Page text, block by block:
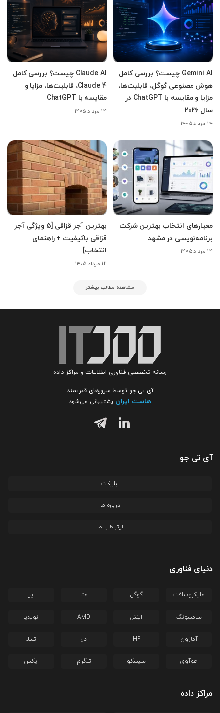
Gemini AI چیست؟ بررسی کامل
هوش مصنوعی گوگل، قابلیت‌ها،
مزایا و مقایسه با ChatGPT در
سال ۲۰۲۶
۱۴ مرداد ۱۴۰۵
Claude AI چیست؟ بررسی کامل
Claude 4، قابلیت‌ها، مزایا و
مقایسه با ChatGPT
۱۴ مرداد ۱۴۰۵
معیارهای انتخاب بهترین شرکت
برنامه‌نویسی در مشهد
۱۴ مرداد ۱۴۰۵
بهترین آجر قزاقی [5 ویژگی آجر
قزاقی باکیفیت + راهنمای
انتخاب]
۱۲ مرداد ۱۴۰۵
مشاهده مطالب بیشتر
رسانه تخصصی فناوری اطلاعات و مراکز داده
آی تی جو توسط سرورهای قدرتمند
هاست ایران پشتیبانی می‌شود
آی تی جو
تبلیغات
درباره ما
ارتباط با ما
دنیای فناوری
مایکروسافت گوگل متا اپل
سامسونگ اینتل AMD انویدیا
آمازون HP دل تسلا
هوآوی سیسکو تلگرام ایکس
مراکز داده